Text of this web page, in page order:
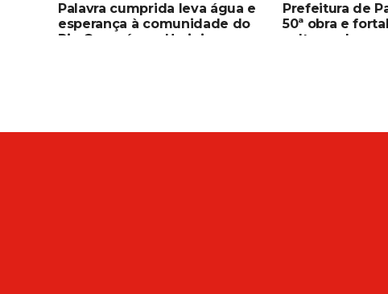
Palavra cumprida leva água e
esperança à comunidade do
Rio Copacá, em Uarini
Prefeitura de
50ª obra e
cultura e lazer